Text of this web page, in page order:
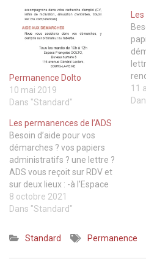
Permanence Dolto
10 mai 2019
Dans "Standard"
11
Les permanences de l’ADS
Besoin d’aide pour vos
démarches ? vos papiers
administratifs ? une lettre ?
ADS vous reçoit sur RDV et
sur deux lieux : -à l’Espace
Dolto. 114 Avenue du
Général Leclerc, Bourg-la-
matin ou les premiers,
troisième et cinquième
8 octobre 2021
Dans "Standard"
Standard Permanence